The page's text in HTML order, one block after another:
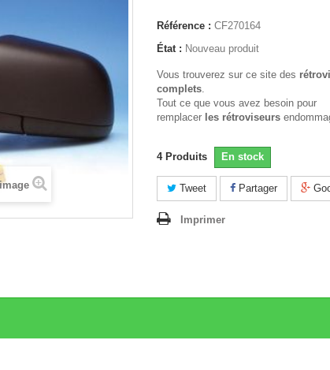
Référence : CF270164
État : Nouveau produit
Vous trouverez sur ce site des
complets.
Tout ce que vous avez besoin pour
remplacer les rétroviseurs
4 Produits En stock
Tweet Partager
Imprimer